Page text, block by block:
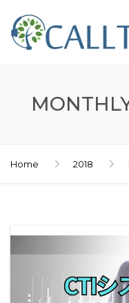
Home 2018